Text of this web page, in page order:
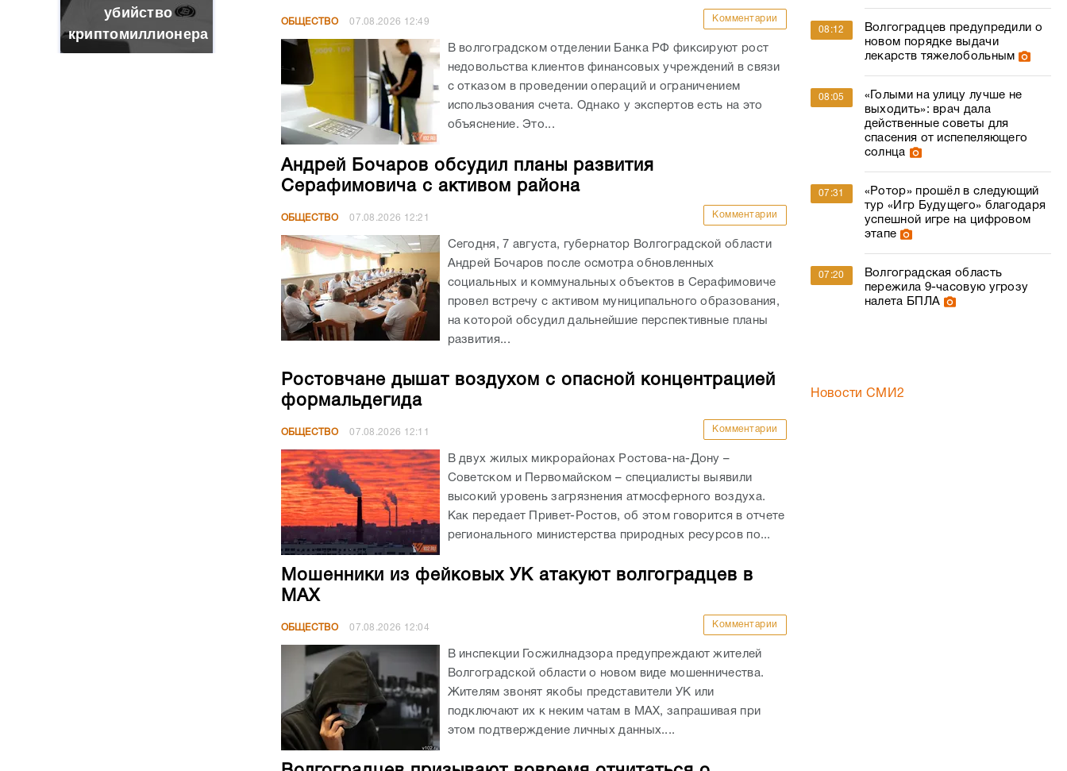
убийство
криптомиллионера
ОБЩЕСТВО 07.08.2026 12:49 Комментарии
В волгоградском отделении Банка РФ фиксируют рост
недовольства клиентов финансовых учреждений в связи
с отказом в проведении операций и ограничением
использования счета. Однако у экспертов есть на это
объяснение. Это...
Андрей Бочаров обсудил планы развития
Серафимовича с активом района
ОБЩЕСТВО 07.08.2026 12:21 Комментарии
Сегодня, 7 августа, губернатор Волгоградской области
Андрей Бочаров после осмотра обновленных
социальных и коммунальных объектов в Серафимовиче
провел встречу с активом муниципального образования,
на которой обсудил дальнейшие перспективные планы
развития...
Ростовчане дышат воздухом с опасной концентрацией
формальдегида
ОБЩЕСТВО 07.08.2026 12:11 Комментарии
В двух жилых микрорайонах Ростова-на-Дону –
Советском и Первомайском – специалисты выявили
высокий уровень загрязнения атмосферного воздуха.
Как передает Привет-Ростов, об этом говорится в отчете
регионального министерства природных ресурсов по...
Мошенники из фейковых УК атакуют волгоградцев в
МАХ
ОБЩЕСТВО 07.08.2026 12:04 Комментарии
В инспекции Госжилнадзора предупреждают жителей
Волгоградской области о новом виде мошенничества.
Жителям звонят якобы представители УК или
подключают их к неким чатам в МАХ, запрашивая при
этом подтверждение личных данных....
08:12
Волгоградцев предупредили о
новом порядке выдачи
лекарств тяжелобольным
08:05
«Голыми на улицу лучше не
выходить»: врач дала
действенные советы для
спасения от испепеляющего
солнца
07:31
«Ротор» прошёл в следующий
тур «Игр Будущего» благодаря
успешной игре на цифровом
этапе
07:20
Волгоградская область
пережила 9-часовую угрозу
налета БПЛА
Новости СМИ2